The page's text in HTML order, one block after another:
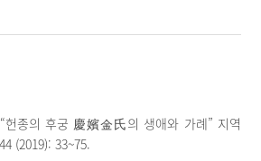
헌종의 후궁 慶嬪金氏의 생애와 가례” 지역
(2019): 33~75.